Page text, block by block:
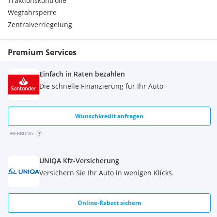
I5L Sitzbezugsart Stoff
I5T Unterbodenschutz Kunststoff
I6C Sprache Kombiinstr. deutsch
I6I Gurt Mittelsitz Fond
I81 Ohne Ladekabel für Haushaltssteckdose
IA0 Radformel 4x2
IC3 Baureihe 420 VS11
IF7 Kombiwagen
IK7 Blinker Aussenspiegel in Halogen-Technik
IM1 Radstand 2716 mm
IO4 ohne Regen Kit
J10 Tachometer km/h
J1B Instrumententafel schwarz Kunststoff
J66 Gurtwarneinrichtung für Fahrer - Beifahrer und Fond
JA5 Licht- und Regensensor
JB4 Aktiver Spurhalte-Assistent
Wegfahrsperre
Zentralverriegelung
Premium Services
Einfach in Raten bezahlen
Die schnelle Finanzierung für Ihr Auto
Wunschkredit anfragen
WERBUNG
UNIQA Kfz-Versicherung
Versichern Sie Ihr Auto in wenigen Klicks.
Online-Rabatt sichern